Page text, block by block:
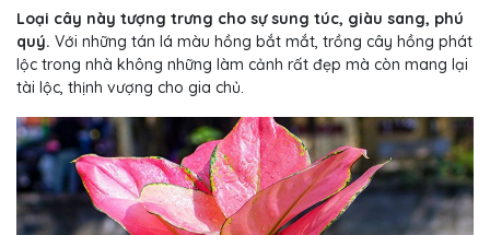
Loại cây này tượng trưng cho sự sung túc, giàu sang, phú
quý. Với những tán lá màu hồng bắt mắt, trồng cây hồng phát
lộc trong nhà không những làm cảnh rất đẹp mà còn mang lại
tài lộc, thịnh vượng cho gia chủ.